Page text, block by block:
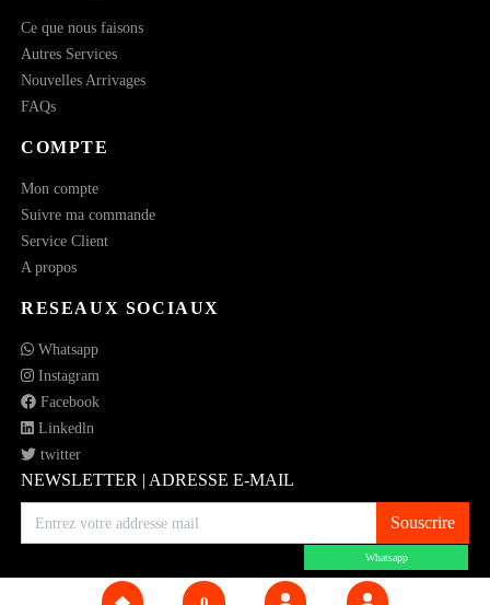
Whatsapp
Ce que nous faisons
Autres Services
Nouvelles Arrivages
FAQs
COMPTE
Mon compte
Suivre ma commande
Service Client
A propos
RESEAUX SOCIAUX
Whatsapp
Instagram
Facebook
Linkedln
twitter
NEWSLETTER | ADRESSE E-MAIL
Souscrire